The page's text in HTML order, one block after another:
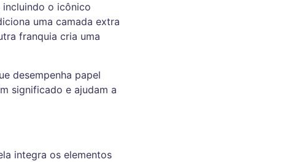
incluindo o icônico
uma camada extra
franquia cria uma
desempenha papel
significado e ajudam a
integra os elementos